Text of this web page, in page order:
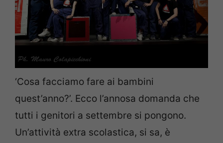
‘Cosa facciamo fare ai bambini
quest’anno?’. Ecco l’annosa domanda che
tutti i genitori a settembre si pongono.
Un’attività extra scolastica, si sa, è